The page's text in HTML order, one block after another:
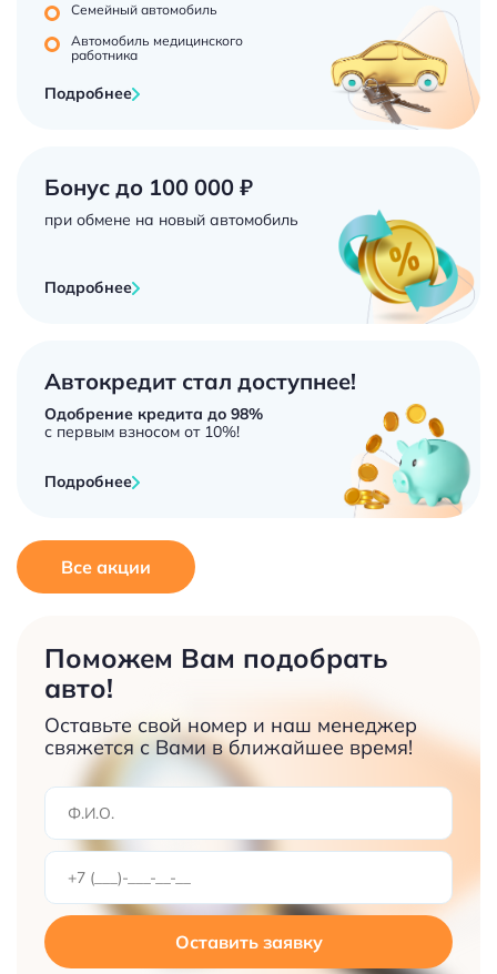
Семейный автомобиль
Автомобиль медицинского
работника
Подробнее
Бонус до 100 000 ₽
при обмене на новый автомобиль
Подробнее
Автокредит стал доступнее!
Одобрение кредита до 98%
с первым взносом от 10%!
Подробнее
Все акции
Поможем Вам подобрать
авто!
Оставьте свой номер и наш менеджер
свяжется с Вами в ближайшее время!
Оставить заявку